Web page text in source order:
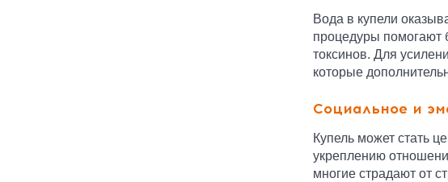
Вода в купели
процедуры помогают
токсинов. Для
которые
Социальное и
Купель может стать
укреплению
многие страдают от